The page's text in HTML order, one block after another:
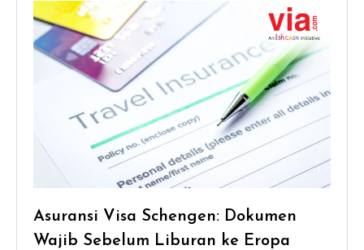
Asuransi Visa Schengen: Dokumen
Wajib Sebelum Liburan ke Eropa